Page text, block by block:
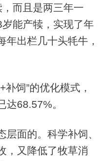
而且是两三年一
能产犊，实现了年
年出栏几十头牦牛，
饲”的优化模式，
达68.57%。
面的。科学补饲、
，又降低了牧草消